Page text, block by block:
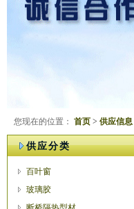
您现在的位置： 首页 > 供应信息
供应分类
百叶窗
玻璃胶